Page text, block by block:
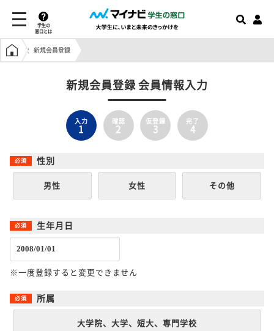
学生の
窓口とは
学生の窓口トップ
新規会員登録
新規会員登録 会員情報入力
入力
1
確認
2
仮登録
3
完了
4
性別
男性 女性 その他
生年月日
※一度登録すると変更できません
所属
大学院、大学、短大、専門学校